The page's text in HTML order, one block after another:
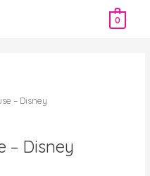
0
– Disney
– Disney